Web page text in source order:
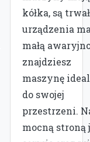
kółka, są
urządzenia
małą
znajdziesz
maszynę
do swojej
przestrzeni.
mocną stroną